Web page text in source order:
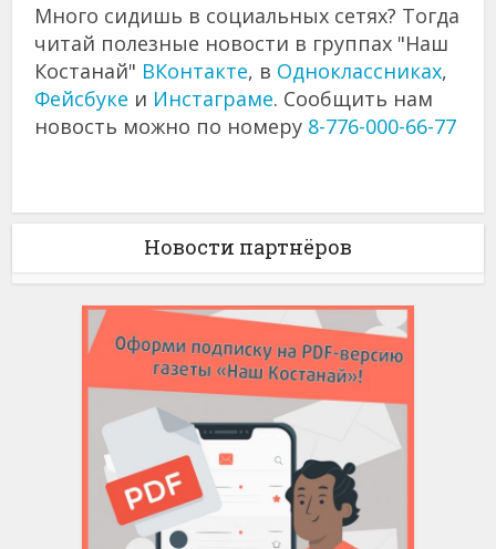
Много сидишь в социальных сетях? Тогда
читай полезные новости в группах "Наш
Костанай" ВКонтакте, в Одноклассниках,
Фейсбуке и Инстаграме. Сообщить нам
новость можно по номеру 8-776-000-66-77
Новости партнёров